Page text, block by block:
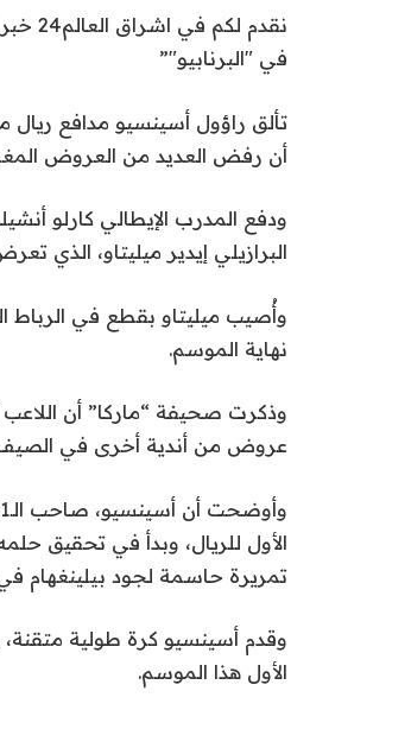
في "البرنابيو"”
تألق راؤول أسينسيو مدافع ريال
أن رفض العديد من العروض
البرازيلي إيدير ميليتاو، الذي
وأُصيب ميليتاو بقطع في الرباط
نهاية الموسم.
عروض من أندية أخرى في الصيف
الأول للريال، وبدأ في تحقيق
تمريرة حاسمة لجود بيلينغهام في
وقدم أسينسيو كرة طولية
الأول هذا الموسم.